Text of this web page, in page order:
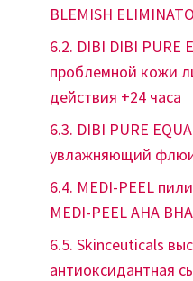
BLEMISH
DIBI DIBI PURE
проблемной кожи
действия +24 часа
DIBI PURE
увлажняющий
MEDI-PEEL
MEDI-PEEL AHA
Skinceuticals
антиоксидантная